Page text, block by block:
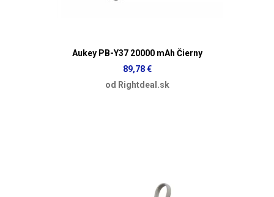
Aukey PB-Y37 20000 mAh Čierny
89,78 €
od Rightdeal.sk